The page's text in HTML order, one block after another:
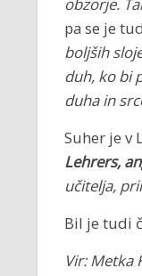
pa se je
boljših
duh, ko bi
duha in
Suher je v
Lehrers,
učitelja,
Bil je tudi
Vir: Metka